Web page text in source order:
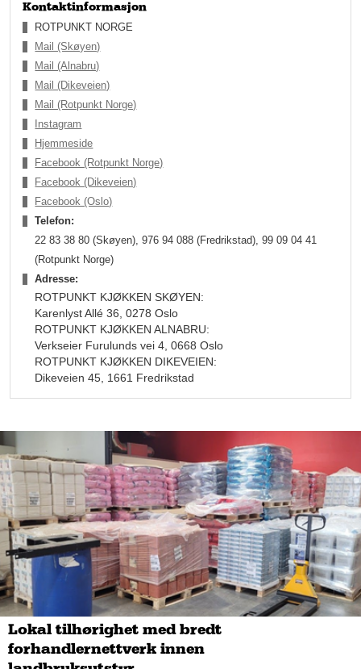
Ifølge vekstplanen ønsker Rotpunkt å åpne to til tre butikker i
året, før de til slutt lander på rundt 15 butikker på landsbasis.
Ønsket er å være nummer én i «mellom-segmentet», og bli en
foretrukken partner på prosjektmarkedet.
Rotpunkt er kanskje et relativt ukjent navn for mange
nordmenn enda, men den tyske kjøkkenaktøren har allerede
tatt våre naboland med storm. Det er bare et tidsspørsmål før
Rotpunkt er blitt et dagligdags merkenavn også her til lands.
Morten Skjødt er leder for Rotpunkt i Skandinavia, og forklarer
at den familieeide virksomheten har produsert
kvalitetsprodukter siden 30-tallet, og kjøkken, bad og
– Rotpunkt er det man forbinder med tyske produkter; det er
Kontaktinformasjon
ROTPUNKT NORGE
Mail (Skøyen)
Mail (Alnabru)
Mail (Dikeveien)
Mail (Rotpunkt Norge)
Instagram
Hjemmeside
Facebook (Rotpunkt Norge)
Facebook (Dikeveien)
Facebook (Oslo)
Telefon:
22 83 38 80 (Skøyen), 976 94 088 (Fredrikstad), 99 09 04 41
(Rotpunkt Norge)
Adresse:
ROTPUNKT KJØKKEN SKØYEN:
Karenlyst Allé 36, 0278 Oslo
ROTPUNKT KJØKKEN ALNABRU:
Verkseier Furulunds vei 4, 0668 Oslo
ROTPUNKT KJØKKEN DIKEVEIEN:
Dikeveien 45, 1661 Fredrikstad
Lokal tilhørighet med bredt
forhandlernettverk innen